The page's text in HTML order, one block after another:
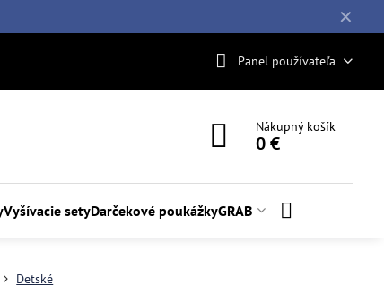
✕
Panel používateľa
Nákupný košík
0 €
Vyšívacie setyDarčekové poukážkyGRAB
Detské